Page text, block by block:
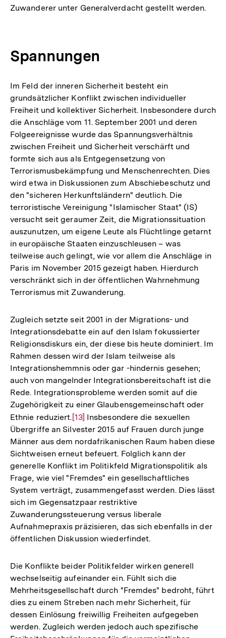
Zuwanderer unter Generalverdacht gestellt werden.
Spannungen
Im Feld der inneren Sicherheit besteht ein
grundsätzlicher Konflikt zwischen individueller
Freiheit und kollektiver Sicherheit. Insbesondere durch
die Anschläge vom 11. September 2001 und deren
Folgeereignisse wurde das Spannungsverhältnis
zwischen Freiheit und Sicherheit verschärft und
formte sich aus als Entgegensetzung von
Terrorismusbekämpfung und Menschenrechten. Dies
wird etwa in Diskussionen zum Abschiebeschutz und
den "sicheren Herkunftsländern" deutlich. Die
terroristische Vereinigung "Islamischer Staat" (IS)
versucht seit geraumer Zeit, die Migrationssituation
auszunutzen, um eigene Leute als Flüchtlinge getarnt
in europäische Staaten einzuschleusen – was
teilweise auch gelingt, wie vor allem die Anschläge in
Paris im November 2015 gezeigt haben. Hierdurch
verschränkt sich in der öffentlichen Wahrnehmung
Terrorismus mit Zuwanderung.
Zugleich setzte seit 2001 in der Migrations- und
Integrationsdebatte ein auf den Islam fokussierter
Religionsdiskurs ein, der diese bis heute dominiert. Im
Rahmen dessen wird der Islam teilweise als
Integrationshemmnis oder gar -hindernis gesehen;
auch von mangelnder Integrationsbereitschaft ist die
Rede. Integrationsprobleme werden somit auf die
Zugehörigkeit zu einer Glaubensgemeinschaft oder
Ethnie reduziert. Zur
Auflösung
der
Fußnote
[13] Insbesondere die sexuellen
Übergriffe an Silvester 2015 auf Frauen durch junge
Männer aus dem nordafrikanischen Raum haben diese
Sichtweisen erneut befeuert. Folglich kann der
generelle Konflikt im Politikfeld Migrationspolitik als
Frage, wie viel "Fremdes" ein gesellschaftliches
System verträgt, zusammengefasst werden. Dies lässt
sich im Gegensatzpaar restriktive
Zuwanderungssteuerung versus liberale
Aufnahmepraxis präzisieren, das sich ebenfalls in der
öffentlichen Diskussion wiederfindet.
Die Konflikte beider Politikfelder wirken generell
wechselseitig aufeinander ein. Fühlt sich die
Mehrheitsgesellschaft durch "Fremdes" bedroht, führt
dies zu einem Streben nach mehr Sicherheit, für
dessen Einlösung freiwillig Freiheiten aufgegeben
werden. Zugleich werden jedoch auch spezifische